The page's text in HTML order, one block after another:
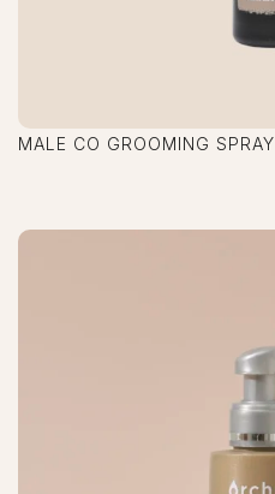
MALE CO GROOMING SPRAY